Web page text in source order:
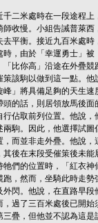
千二米處時在一段途程
收慢。小組告誡普萊
平衡。接近九百米處
，由於「幸運勇士」
比你高」沿途在外疊
該駒以做到這一點。
」將具備足夠的天生
的話，則居領放馬後
佔取前列位置。他說
駒。因此，他選擇試
而並非走外疊。他說
後在末段受催策後未
們的位置時，「紅衣
，然而，坐騎此時走
閃。他說，在直路早
過了三百米處後已開
疊，但他並不認為這